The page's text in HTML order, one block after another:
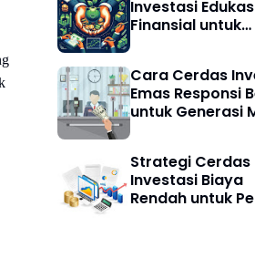
Investasi
Finansial untuk
Cara Cerdas
Emas Responsi
untuk Generasi
Strategi Cerdas
Investasi Biaya
Rendah untuk